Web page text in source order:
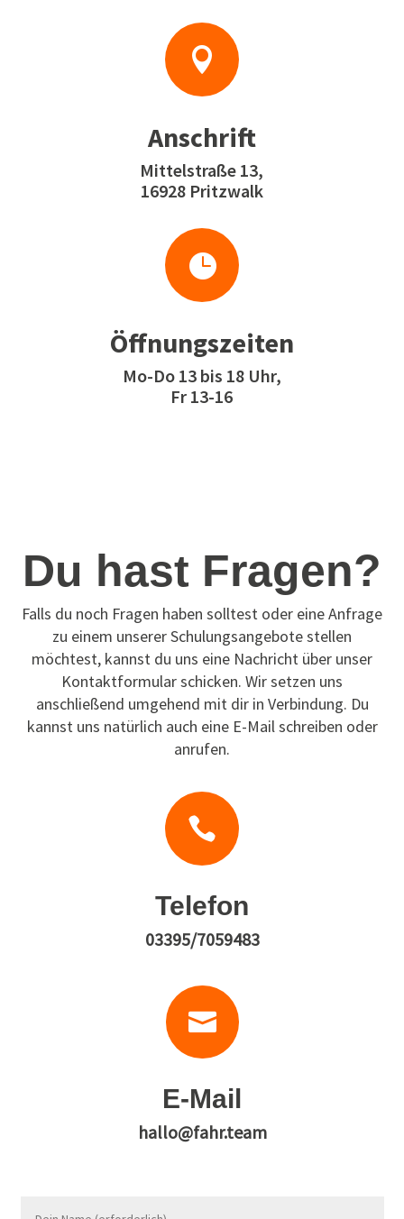

Anschrift
Mittelstraße 13,
16928 Pritzwalk

Öffnungszeiten
Mo-Do 13 bis 18 Uhr,
Fr 13-16
Du hast Fragen?
Falls du noch Fragen haben solltest oder eine Anfrage
zu einem unserer Schulungsangebote stellen
möchtest, kannst du uns eine Nachricht über unser
Kontaktformular schicken. Wir setzen uns
anschließend umgehend mit dir in Verbindung. Du
kannst uns natürlich auch eine E-Mail schreiben oder
anrufen.

Telefon
03395/7059483

E-Mail
hallo@fahr.team